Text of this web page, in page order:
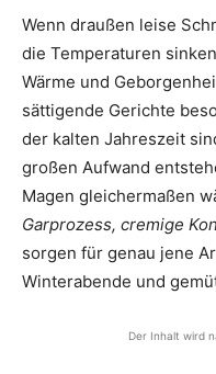
Wenn draußen leise
die Temperaturen
Wärme und
sättigende Gerichte
der kalten Jahreszeit
großen Aufwand
Magen gleichermaßen
Garprozess, cremige
sorgen für genau jene
Winterabende und
Der Inhalt wird